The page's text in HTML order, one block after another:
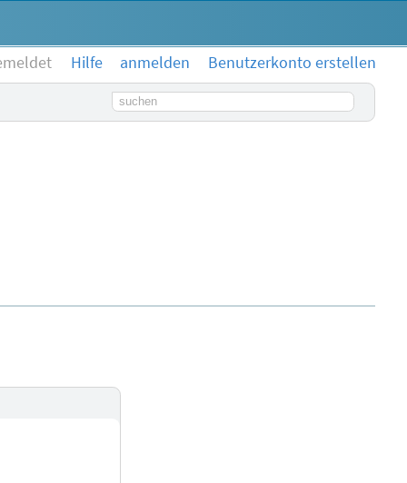
Hilfe anmelden
Benutzerkonto erstellen
Suchbegriff